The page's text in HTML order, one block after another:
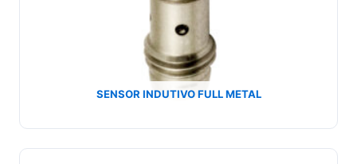
SENSOR INDUTIVO FULL METAL